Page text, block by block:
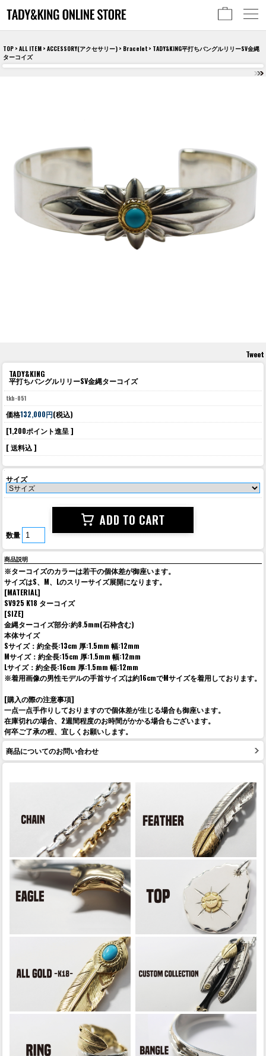
TOP > ALL ITEM > ACCESSORY(アクセサリー) > Bracelet > TADY&KING平打ちバングルリリーSV金縄
ターコイズ
Tweet
TADY&KING
平打ちバングルリリーSV金縄ターコイズ
tkb-051
価格132,000円(税込)
[1,200ポイント進呈 ]
[ 送料込 ]
サイズ
数量
商品説明
※ターコイズのカラーは若干の個体差が御座います。
サイズはS、M、Lのスリーサイズ展開になります。
[MATERIAL]
SV925 K18 ターコイズ
[SIZE]
金縄ターコイズ部分:約8.5mm(石枠含む)
本体サイズ
Sサイズ：約全長:13cm 厚:1.5mm 幅:12mm
Mサイズ：約全長:15cm 厚:1.5mm 幅:12mm
Lサイズ：約全長:16cm 厚:1.5mm 幅:12mm
※着用画像の男性モデルの手首サイズは約16cmでMサイズを着用しております。
[購入の際の注意事項]
一点一点手作りしておりますので個体差が生じる場合も御座います。
在庫切れの場合、2週間程度のお時間がかかる場合もございます。
何卒ご了承の程、宜しくお願いします。
商品についてのお問い合わせ